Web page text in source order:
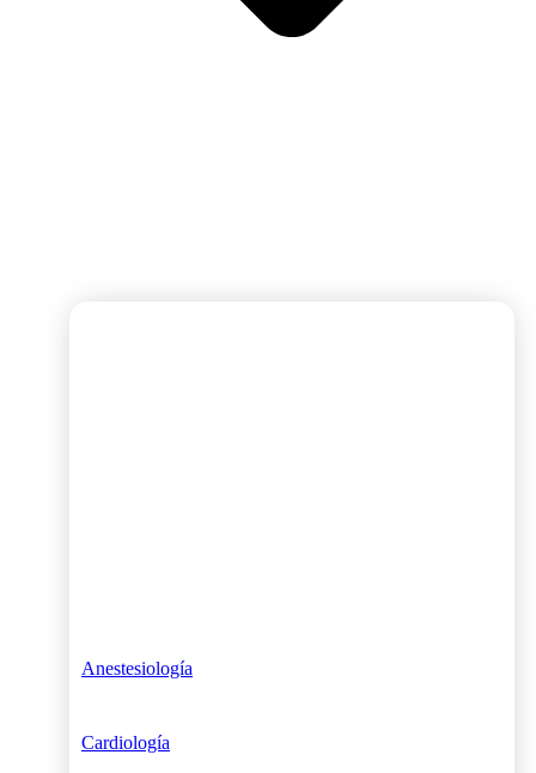
Anestesiología
Cardiología